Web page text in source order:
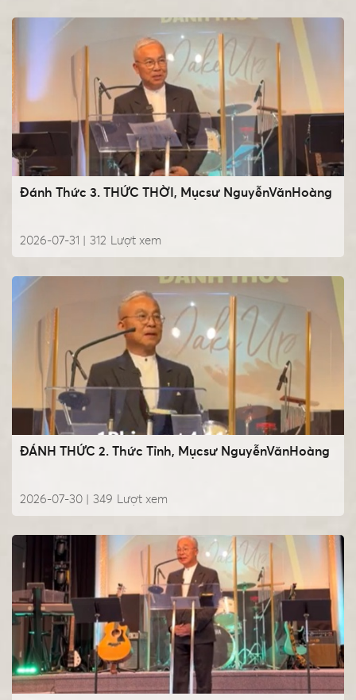
Đánh Thức 3. THỨC THỜI, Mụcsư NguyễnVănHoàng
2026-07-31 | Lượt xem
312
ĐÁNH THỨC 2. Thức Tỉnh, Mụcsư NguyễnVănHoàng
2026-07-30 | Lượt xem
349